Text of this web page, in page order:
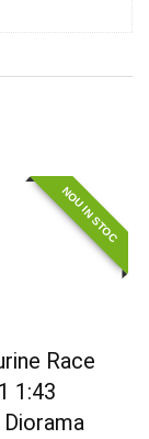
NOU IN STOC
Race
1:43